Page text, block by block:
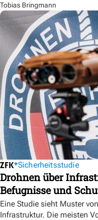
Tobias Bringmann
Sicherheitsstudie
Drohnen über
Befugnisse und
Eine Studie sieht Muster
Infrastruktur. Die meisten